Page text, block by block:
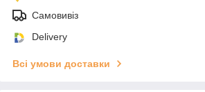
Самовивіз
Delivery
Всі умови доставки